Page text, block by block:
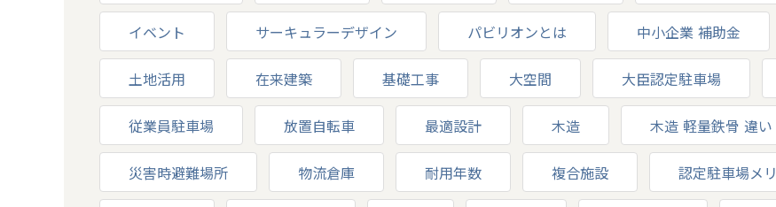
イベント サーキュラーデザイン パビリオンとは 中小企業 補助金
土地活用 在来建築 基礎工事 大空間 大臣認定駐車場
従業員駐車場 放置自転車 最適設計 木造 木造 軽量鉄骨 違い
災害時避難場所 物流倉庫 耐用年数 複合施設 認定駐車場メ